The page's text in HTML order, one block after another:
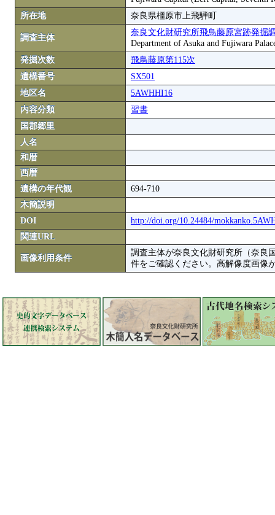
所在地
奈良県橿原市上飛騨町
調査主体
奈良文化財研究所飛鳥藤原宮跡発掘
Department of Asuka and Fujiwara
発掘次数
飛鳥藤原第115次
遺構番号
SX501
地区名
5AWHHI16
内容分類
習書
国郡郷里
人名
和暦
西暦
遺構の年代観
694-710
木簡説明
DOI
http://doi.org/10.24484/
関連URL
画像利用条件
調査主体が奈良文化財研究所（奈良
件をご確認ください。高解像度画像